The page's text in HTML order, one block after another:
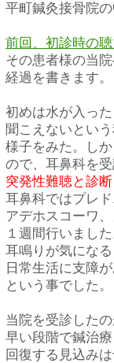
平町鍼灸接骨院
前回、初診時の
その患者様の当
経過を書きます。
初めは水が入っ
聞こえないとい
様子をみた。し
ので、耳鼻科を
突発性難聴と診
耳鼻科ではプレ
アデホスコーワ
１週間行いまし
耳鳴りが気にな
日常生活に支障
という事でした。
当院を受診した
早い段階で鍼治
回復する見込み